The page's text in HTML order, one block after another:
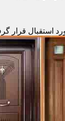
استقبال قرار